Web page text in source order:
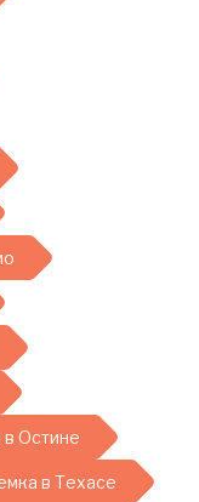
Остине
в Техасе